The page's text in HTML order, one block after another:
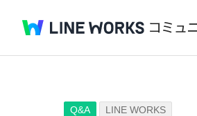
Q&A LINE WORKS